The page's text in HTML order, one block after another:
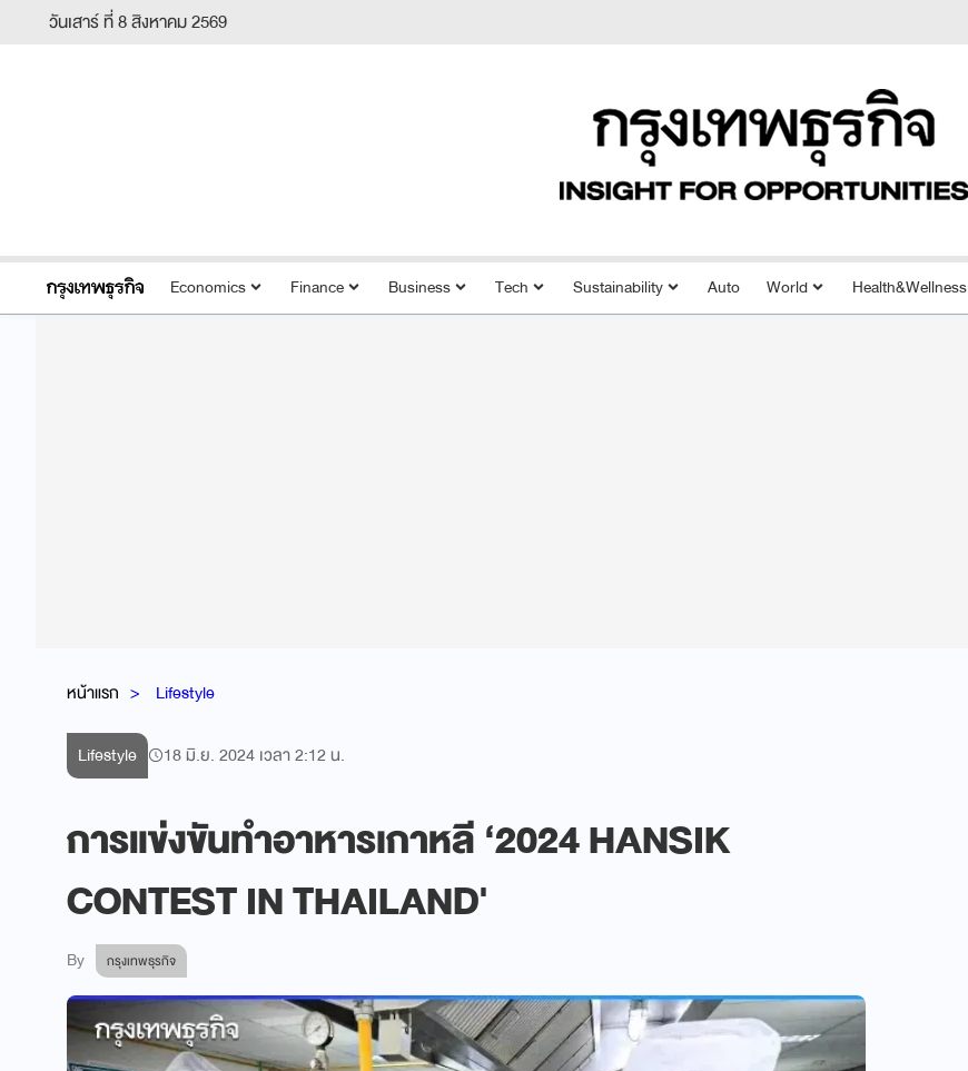
วันเสาร์ ที่ 8 สิงหาคม 2569
Economics Finance Business Tech Sustainability Auto World Health&Wellness
หน้าแรก Lifestyle
Lifestyle 18 มิ.ย. 2024 เวลา 2:12 น.
การแข่งขันทำอาหารเกาหลี ‘2024 HANSIK
CONTEST IN THAILAND'
By กรุงเทพธุรกิจ